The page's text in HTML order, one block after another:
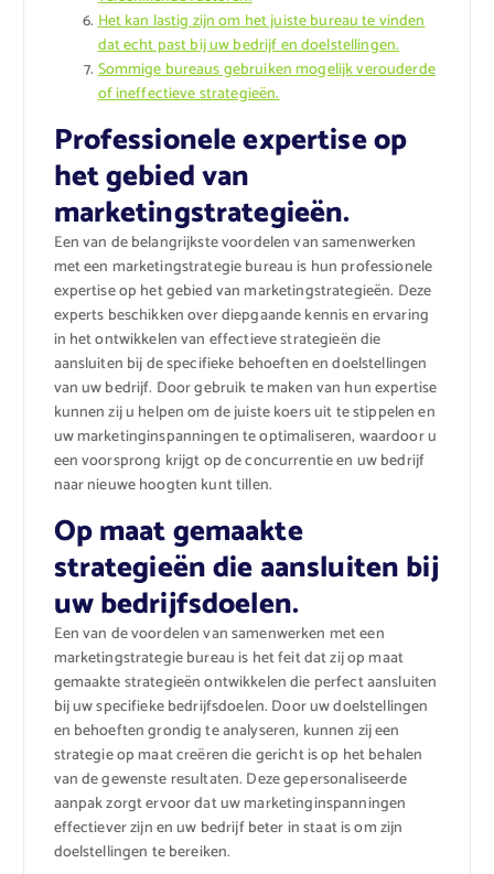
Het kan lastig zijn om het juiste bureau te vinden
dat echt past bij uw bedrijf en doelstellingen.
Sommige bureaus gebruiken mogelijk verouderde
of ineffectieve strategieën.
Professionele expertise op
het gebied van
marketingstrategieën.
Een van de belangrijkste voordelen van samenwerken
met een marketingstrategie bureau is hun professionele
expertise op het gebied van marketingstrategieën. Deze
experts beschikken over diepgaande kennis en ervaring
in het ontwikkelen van effectieve strategieën die
aansluiten bij de specifieke behoeften en doelstellingen
van uw bedrijf. Door gebruik te maken van hun expertise
kunnen zij u helpen om de juiste koers uit te stippelen en
uw marketinginspanningen te optimaliseren, waardoor u
een voorsprong krijgt op de concurrentie en uw bedrijf
naar nieuwe hoogten kunt tillen.
Op maat gemaakte
strategieën die aansluiten bij
uw bedrijfsdoelen.
Een van de voordelen van samenwerken met een
marketingstrategie bureau is het feit dat zij op maat
gemaakte strategieën ontwikkelen die perfect aansluiten
bij uw specifieke bedrijfsdoelen. Door uw doelstellingen
en behoeften grondig te analyseren, kunnen zij een
strategie op maat creëren die gericht is op het behalen
van de gewenste resultaten. Deze gepersonaliseerde
aanpak zorgt ervoor dat uw marketinginspanningen
effectiever zijn en uw bedrijf beter in staat is om zijn
doelstellingen te bereiken.